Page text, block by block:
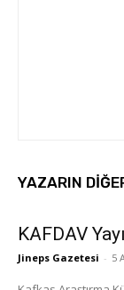
YAZARIN
KAFDAV
Jineps Gazetesi - 5